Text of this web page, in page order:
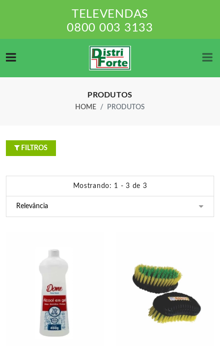
TELEVENDAS
0800 003 3133
PRODUTOS
HOME PRODUTOS
FILTROS
Mostrando: 1 - 3 de 3